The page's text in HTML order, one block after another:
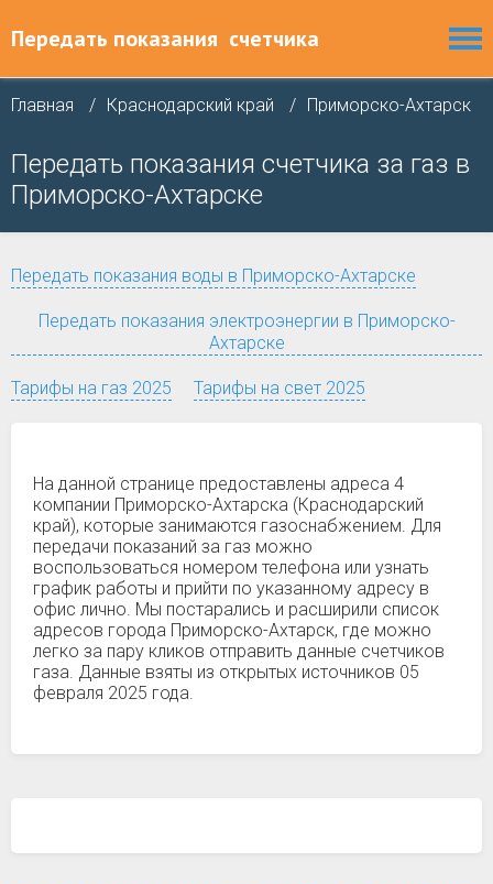
Передать показания счетчика
Главная Краснодарский край Приморско-Ахтарск
Передать показания счетчика за газ в
Приморско-Ахтарске
Передать показания воды в Приморско-Ахтарске
Передать показания электроэнергии в Приморско-
Ахтарске
Тарифы на газ 2025 Тарифы на свет 2025
На данной странице предоставлены адреса 4
компании Приморско-Ахтарска (Краснодарский
край), которые занимаются газоснабжением. Для
передачи показаний за газ можно
воспользоваться номером телефона или узнать
график работы и прийти по указанному адресу в
офис лично. Мы постарались и расширили список
адресов города Приморско-Ахтарск, где можно
легко за пару кликов отправить данные счетчиков
газа. Данные взяты из открытых источников 05
февраля 2025 года.